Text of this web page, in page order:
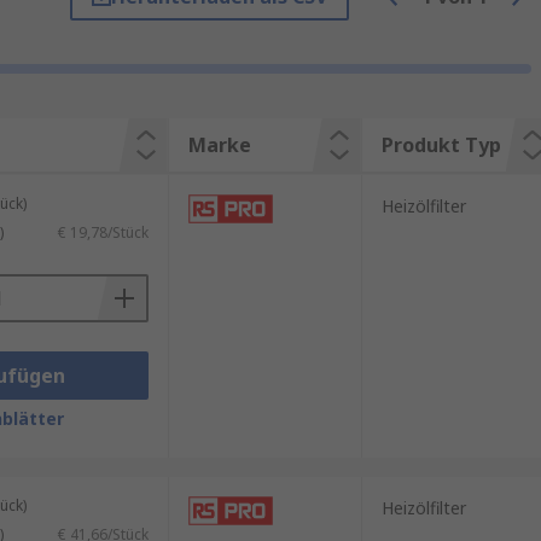
entfernen, bevor es in den
das Heizöl gelangen können.
zu gewährleisten.
erheblich
führen. Ein sauberes
aufwenden. Ein
Marke Produkt Typ
€ 19,78/Stück
Heizölfilter
€ 41,66/Stück
Heizölfilter